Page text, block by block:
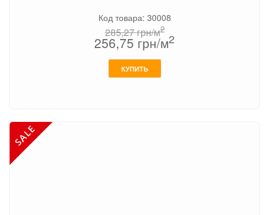
Код товара: 30008
285,27грн/м2
256,75 грн/м2
КУПИТЬ